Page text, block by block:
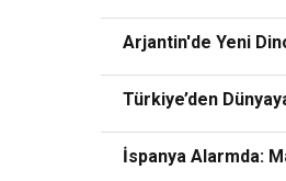
Arjantin'de Yeni
Türkiye’den
İspanya Alarmda: